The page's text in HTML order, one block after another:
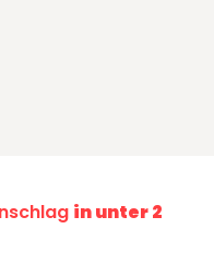
in unter 2